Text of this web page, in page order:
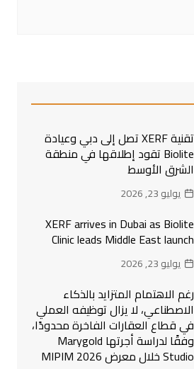
تقنية XERF تصل إلى دبي وعيادة
Biolite تقود إطلاقها في منطقة
الشرق الأوسط
يوليو 23, 2026
XERF arrives in Dubai as Biolite
Clinic leads Middle East launch
يوليو 23, 2026
رغم الاهتمام المتزايد بالذكاء
الاصطناعي، لا يزال توظيفه العملي
في قطاع العقارات الفاخرة محدودًا،
وفقًا لدراسة أجرتها Marygold
Studio خلال معرض MIPIM 2026